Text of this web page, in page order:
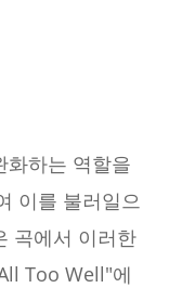
화하는 역할을
이를 불러일으
곡에서 이러한
Too Well"에